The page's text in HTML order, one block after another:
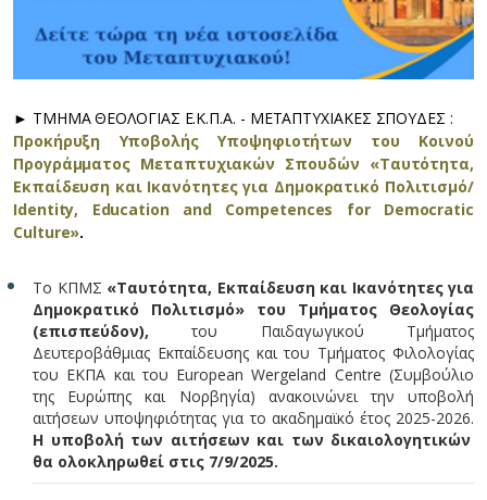
► ΤΜΗΜΑ ΘΕΟΛΟΓΙΑΣ Ε.Κ.Π.Α. - ΜΕΤΑΠΤΥΧΙΑΚΕΣ ΣΠΟΥΔΕΣ :
Προκήρυξη Υποβολής Υποψηφιοτήτων του Κοινού
Προγράμματος Μεταπτυχιακών Σπουδών «Ταυτότητα,
Εκπαίδευση και Ικανότητες για Δημοκρατικό Πολιτισμό/
Identity, Education and Competences for Democratic
Culture».
Το ΚΠΜΣ «Ταυτότητα, Εκπαίδευση και Ικανότητες για
Δημοκρατικό Πολιτισμό» του Τμήματος Θεολογίας
(επισπεύδον), του Παιδαγωγικού Τμήματος
Δευτεροβάθμιας Εκπαίδευσης και του Τμήματος Φιλολογίας
του ΕΚΠΑ και του European Wergeland Centre (Συμβούλιο
της Ευρώπης και Νορβηγία) ανακοινώνει την υποβολή
αιτήσεων υποψηφιότητας για το ακαδημαϊκό έτος 2025-2026.
Η υποβολή των αιτήσεων και των δικαιολογητικών
θα ολοκληρωθεί στις 7/9/2025.